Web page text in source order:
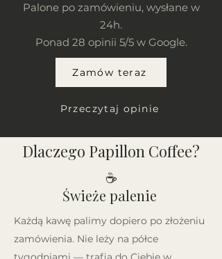
Palone po zamówieniu, wysłane w
24h.
Ponad 28 opinii 5/5 w Google.
Zamów teraz
Przeczytaj opinie
Dlaczego Papillon Coffee?
☕
Świeże palenie
Każdą kawę palimy dopiero po złożeniu
zamówienia. Nie leży na półce